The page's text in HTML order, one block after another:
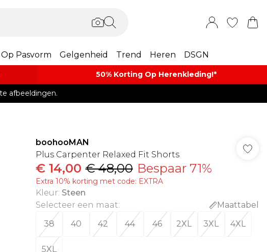
Pasvorm Gelgenheid Trend Heren DSGN
50% Korting Op Herenkleding​!*​
afbeeldingen.
boohooMAN
Plus Carpenter Relaxed Fit Shorts
€ 14,00 € 48,00 Bespaar 71%
Extra 10% korting met code: EXTRA
Kleur: Steen
Selecteer een maat:
Maattabel
38
40 42 44 46 2XL 3XL 4XL
5XL